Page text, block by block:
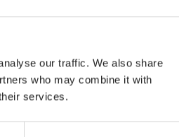
our traffic. We also share
who may combine it with
services.